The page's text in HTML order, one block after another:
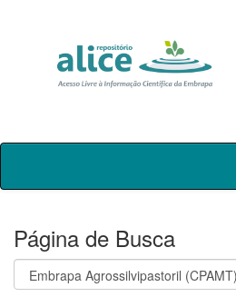
Skip
Página de Busca